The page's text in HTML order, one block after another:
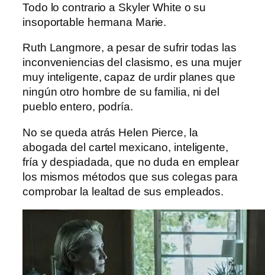
Todo lo contrario a Skyler White o su
insoportable hermana Marie.
Ruth Langmore, a pesar de sufrir todas las
inconveniencias del clasismo, es una mujer
muy inteligente, capaz de urdir planes que
ningún otro hombre de su familia, ni del
pueblo entero, podría.
No se queda atrás Helen Pierce, la
abogada del cartel mexicano, inteligente,
fría y despiadada, que no duda en emplear
los mismos métodos que sus colegas para
comprobar la lealtad de sus empleados.